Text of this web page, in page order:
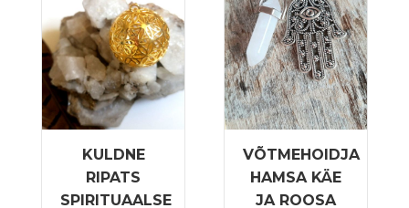
KULDNE
RIPATS
SPIRITUAALSE
VÕTMEHOIDJA
HAMSA KÄE
JA ROOSA